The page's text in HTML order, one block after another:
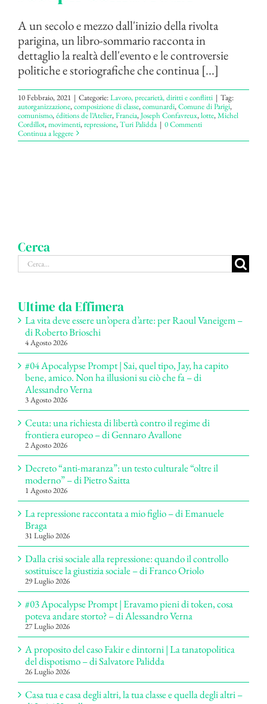
A un secolo e mezzo dall'inizio della rivolta
parigina, un libro-sommario racconta in
dettaglio la realtà dell'evento e le controversie
politiche e storiografiche che continua [...]
10 Febbraio, 2021 | Categorie:Lavoro, precarietà, diritti e conflitti | Tag:
autorganizzazione,composizione di classe,comunardi,Comune di Parigi,
comunismo,éditions de l’Atelier,Francia,Joseph Confavreux,lotte,Michel
Cordillot,movimenti,repressione,Turi Palidda | 0 Commenti
Continua a leggere
Cerca
Cerca
per:
Ultime da Effimera
La vita deve essere un’opera d’arte: per Raoul Vaneigem –
di Roberto Brioschi
4 Agosto 2026
#04 Apocalypse Prompt | Sai, quel tipo, Jay, ha capito
bene, amico. Non ha illusioni su ciò che fa – di
Alessandro Verna
3 Agosto 2026
Ceuta: una richiesta di libertà contro il regime di
frontiera europeo – di Gennaro Avallone
2 Agosto 2026
Decreto “anti-maranza”: un testo culturale “oltre il
moderno” – di Pietro Saitta
1 Agosto 2026
La repressione raccontata a mio figlio – di Emanuele
Braga
31 Luglio 2026
Dalla crisi sociale alla repressione: quando il controllo
sostituisce la giustizia sociale – di Franco Oriolo
29 Luglio 2026
#03 Apocalypse Prompt | Eravamo pieni di token, cosa
poteva andare storto? – di Alessandro Verna
27 Luglio 2026
A proposito del caso Fakir e dintorni | La tanatopolitica
del dispotismo – di Salvatore Palidda
26 Luglio 2026
Casa tua e casa degli altri, la tua classe e quella degli altri –